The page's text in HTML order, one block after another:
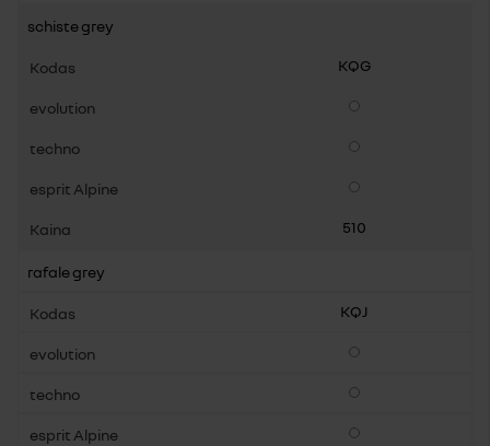
schiste grey
KQG
Pasirenkama įranga
Pasirenkama įranga
Pasirenkama įranga
510
rafale grey
KQJ
Pasirenkama įranga
Pasirenkama įranga
Pasirenkama įranga